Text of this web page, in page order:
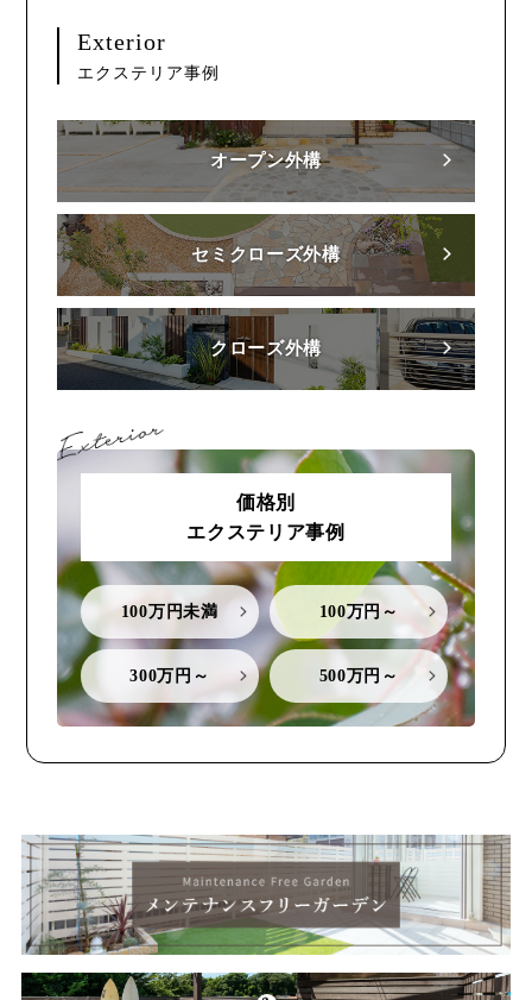
Exterior
エクステリア事例
オープン外構
セミクローズ外構
クローズ外構
価格別
エクステリア事例
100万円未満 100万円～
300万円～ 500万円～